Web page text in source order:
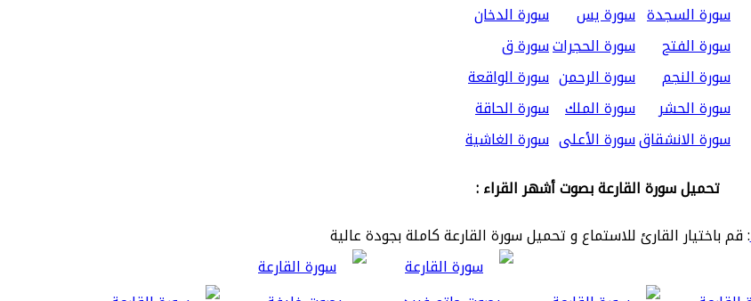
سورة السجدة سورة يس
سورة الدخان
سورة الفتح
سورة الحجراتسورة ق
سورة النجم
سورة الرحمن سورة الواقعة
سورة الحشر
سورة الملك سورة الحاقة
سورة الانشقاقسورة الأعلى سورة الغاشية
تحميل سورة القارعة بصوت أشهر القراء :
: قم باختيار القارئ للاستماع و تحميل سورة القارعة كاملة بجودة عالية